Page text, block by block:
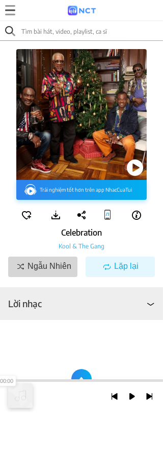
Trải nghiệm tốt hơn trên app NhacCuaTui
Celebration
Kool & The Gang
Ngẫu Nhiên Lặp lại
Lời nhạc
00:00